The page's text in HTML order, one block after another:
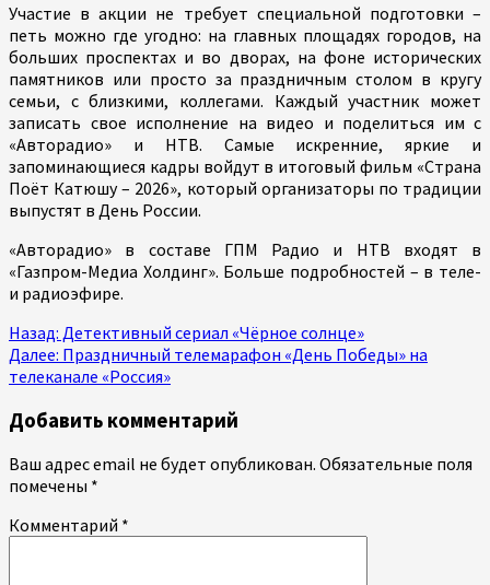
Участие в акции не требует специальной подготовки –
петь можно где угодно: на главных площадях городов, на
больших проспектах и во дворах, на фоне исторических
памятников или просто за праздничным столом в кругу
семьи, с близкими, коллегами. Каждый участник может
записать свое исполнение на видео и поделиться им с
«Авторадио» и НТВ. Самые искренние, яркие и
запоминающиеся кадры войдут в итоговый фильм «Страна
Поёт Катюшу – 2026», который организаторы по традиции
выпустят в День России.
«Авторадио» в составе ГПМ Радио и НТВ входят в
«Газпром-Медиа Холдинг». Больше подробностей – в теле-
и радиоэфире.
Продолжить
чтение
Назад: Детективный сериал «Чёрное солнце»
Далее: Праздничный телемарафон «День Победы» на
телеканале «Россия»
Добавить комментарий
Ваш адрес email не будет опубликован. Обязательные поля
помечены *
Комментарий *